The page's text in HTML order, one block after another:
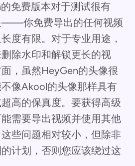
免费版本对于测试很有
——你免费导出的任何视频
度有限。对于专业用途，
除水印和解锁更长的视
，虽然HeyGen的头像很
像Akool的头像那样具有
高的保真度。要获得高级
需要导出视频并使用其他
些问题相对较小，但除非
计划，否则您应该绕过这